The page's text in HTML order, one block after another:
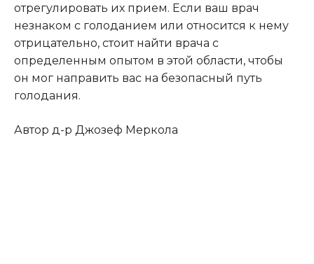
отрегулировать их прием. Если ваш врач
незнаком с голоданием или относится к нему
отрицательно, стоит найти врача с
определенным опытом в этой области, чтобы
он мог направить вас на безопасный путь
голодания.
Автор д-р Джозеф Меркола